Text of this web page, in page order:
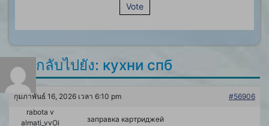
Vote
ตอบกลับไปยัง: кухни спб
กุมภาพันธ์ 16, 2026 เวลา 6:10 pm
#56906
rabota v
almati_vvOi
заправка картриджей